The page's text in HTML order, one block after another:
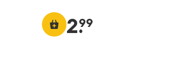
2.
99